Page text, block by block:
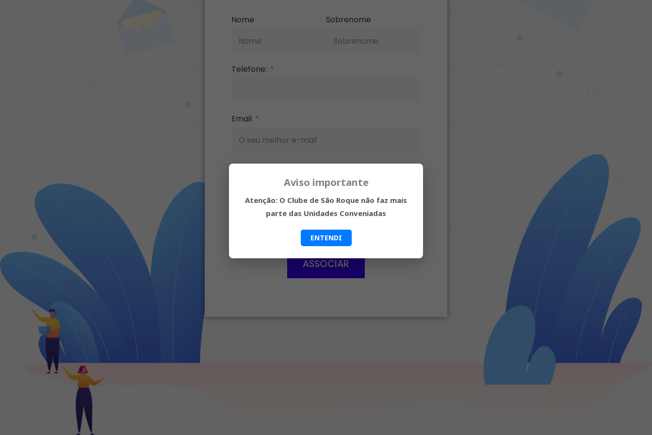
Nome Sobrenome
Telefone:
Email
ASSOCIAR
Aviso importante
Atenção: O Clube de São Roque não faz mais
parte das Unidades Conveniadas
ENTENDI